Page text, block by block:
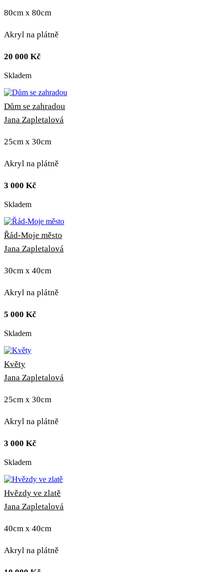
80cm x 80cm
Akryl na plátně
20 000 Kč
Skladem
Dům se zahradou
Jana Zapletalová
25cm x 30cm
Akryl na plátně
3 000 Kč
Skladem
Řád-Moje město
Jana Zapletalová
30cm x 40cm
Akryl na plátně
5 000 Kč
Skladem
Květy
Jana Zapletalová
25cm x 30cm
Akryl na plátně
3 000 Kč
Skladem
Hvězdy ve zlatě
Jana Zapletalová
40cm x 40cm
Akryl na plátně